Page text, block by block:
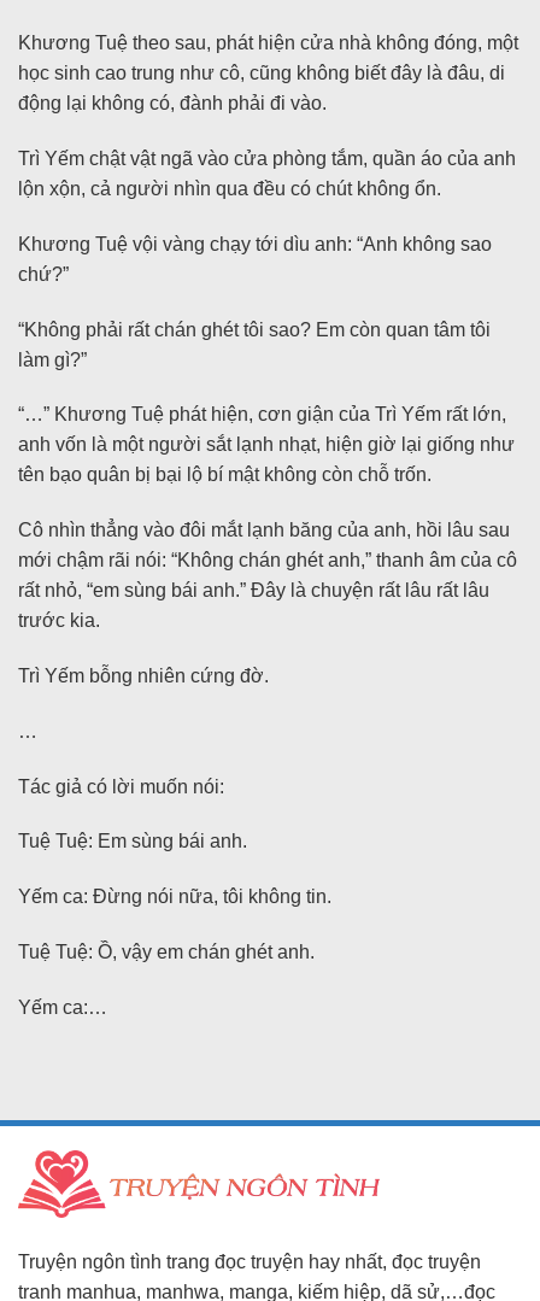
Khương Tuệ theo sau, phát hiện cửa nhà không đóng, một
học sinh cao trung như cô, cũng không biết đây là đâu, di
động lại không có, đành phải đi vào.
Trì Yếm chật vật ngã vào cửa phòng tắm, quần áo của anh
lộn xộn, cả người nhìn qua đều có chút không ổn.
Khương Tuệ vội vàng chạy tới dìu anh: “Anh không sao
chứ?”
“Không phải rất chán ghét tôi sao? Em còn quan tâm tôi
làm gì?”
“…” Khương Tuệ phát hiện, cơn giận của Trì Yếm rất lớn,
anh vốn là một người sắt lạnh nhạt, hiện giờ lại giống như
tên bạo quân bị bại lộ bí mật không còn chỗ trốn.
Cô nhìn thẳng vào đôi mắt lạnh băng của anh, hồi lâu sau
mới chậm rãi nói: “Không chán ghét anh,” thanh âm của cô
rất nhỏ, “em sùng bái anh.” Đây là chuyện rất lâu rất lâu
trước kia.
Trì Yếm bỗng nhiên cứng đờ.
…
Tác giả có lời muốn nói:
Tuệ Tuệ: Em sùng bái anh.
Yếm ca: Đừng nói nữa, tôi không tin.
Tuệ Tuệ: Ồ, vậy em chán ghét anh.
Yếm ca:…
Truyện ngôn tình trang đọc truyện hay nhất, đọc truyện
tranh manhua, manhwa, manga, kiếm hiệp, dã sử,…đọc